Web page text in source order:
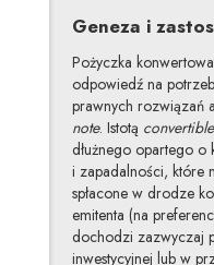
Geneza i
Pożyczka
odpowiedź na
prawnych rozwiązań
note. Istotą
dłużnego opartego o
i zapadalności, które
spłacone w drodze
emitenta (na
dochodzi zazwyczaj
inwestycyjnej lub w